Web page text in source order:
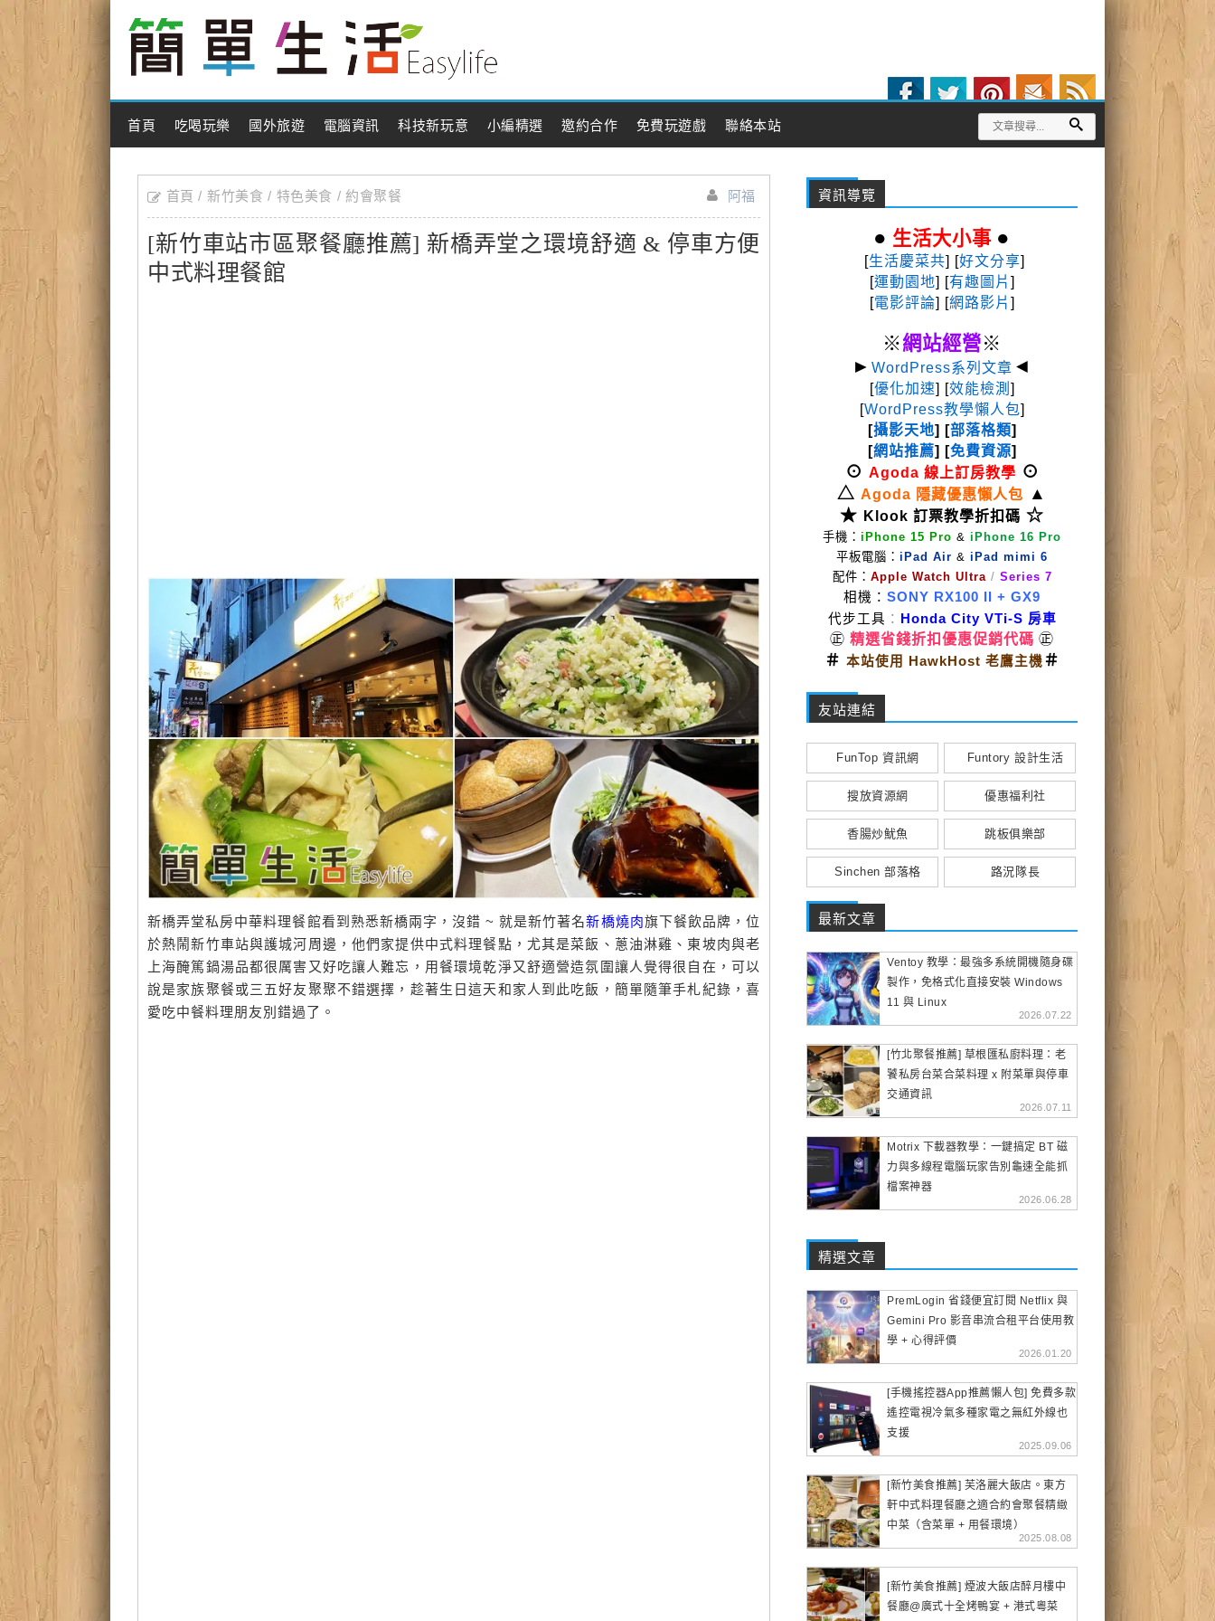
Main Menu
首頁 吃喝玩樂 國外旅遊 電腦資訊 科技新玩意 小編精選 邀約合作 免費玩遊戲 聯絡本站
首頁 新竹美食 特色美食 約會聚餐 阿福
[新竹車站市區聚餐廳推薦] 新橋弄堂之環境舒適 & 停車方便
中式料理餐館
新橋弄堂私房中華料理餐館看到熟悉新橋兩字，沒錯 ~ 就是新竹著名新橋燒肉旗下餐飲品牌，位
於熱鬧新竹車站與護城河周邊，他們家提供中式料理餐點，尤其是菜飯、蔥油淋雞、東坡肉與老
上海醃篤鍋湯品都很厲害又好吃讓人難忘，用餐環境乾淨又舒適營造氛圍讓人覺得很自在，可以
說是家族聚餐或三五好友聚聚不錯選擇，趁著生日這天和家人到此吃飯，簡單隨筆手札紀錄，喜
愛吃中餐料理朋友別錯過了。
資訊導覽
● 生活大小事 ●
[生活慶菜共] [好文分享]
[運動園地] [有趣圖片 ]
[電影評論] [網路影片 ]
※網站經營※
► WordPress系列文章 ◄
[優化加速] [效能檢測 ]
[WordPress教學懶人包]
[攝影天地] [部落格類]
[網站推薦] [免費資源]
⊙ Agoda 線上訂房教學 ⊙
△ Agoda 隱藏優惠懶人包
▲
★ Klook 訂票教學折扣碼 ☆
手機： iPhone 15 Pro & iPhone 16 Pro
平板電腦： iPad Air & iPad mimi 6
配件： Apple Watch Ultra / Series 7
相機： SONY RX100 II
+ GX9
代步工具 ： Honda City VTi-S 房車
㊣ 精選省錢折扣優惠促銷代碼 ㊣
＃ 本站使用 HawkHost 老鷹主機＃
友站連結
FunTop 資訊網 Funtory 設計生活
搜放資源網 優惠福利社
香腸炒魷魚 跳板俱樂部
Sinchen 部落格 路況隊長
最新文章
Ventoy 教學：最強多系統開機隨身碟
製作，免格式化直接安裝 Windows
11 與 Linux
2026.07.22
[竹北聚餐推薦] 草根匯私廚料理：老
饕私房台菜合菜料理 x 附菜單與停車
交通資訊
2026.07.11
Motrix 下載器教學：一鍵搞定 BT 磁
力與多線程電腦玩家告別龜速全能抓
檔案神器
2026.06.28
精選文章
PremLogin 省錢便宜訂閱 Netflix 與
Gemini Pro 影音串流合租平台使用教
學 + 心得評價
2026.01.20
[手機搖控器App推薦懶人包] 免費多款
遙控電視冷氣多種家電之無紅外線也
支援
2025.09.06
[新竹美食推薦] 芙洛麗大飯店。東方
軒中式料理餐廳之適合約會聚餐精緻
中菜（含菜單 + 用餐環境）
2025.08.08
[新竹美食推薦] 煙波大飯店醉月樓中
餐廳@廣式十全烤鴨宴 + 港式粵菜